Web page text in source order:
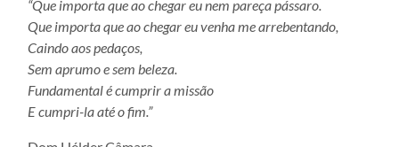
“Que importa que ao chegar eu nem pareça pássaro.
Que importa que ao chegar eu venha me arrebentando,
Caindo aos pedaços,
Sem aprumo e sem beleza.
Fundamental é cumprir a missão
E cumpri-la até o fim.”